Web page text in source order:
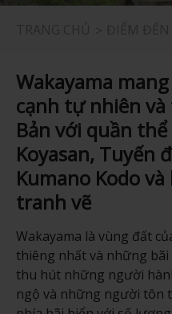
Wakayama
cạnh tự nhiên
Bản với quần
Koyasan, Tuyến
Kumano Kodo
tranh vẽ
Wakayama là vùng đất
thiêng nhất và những
thu hút những người
ngộ và những người tôn